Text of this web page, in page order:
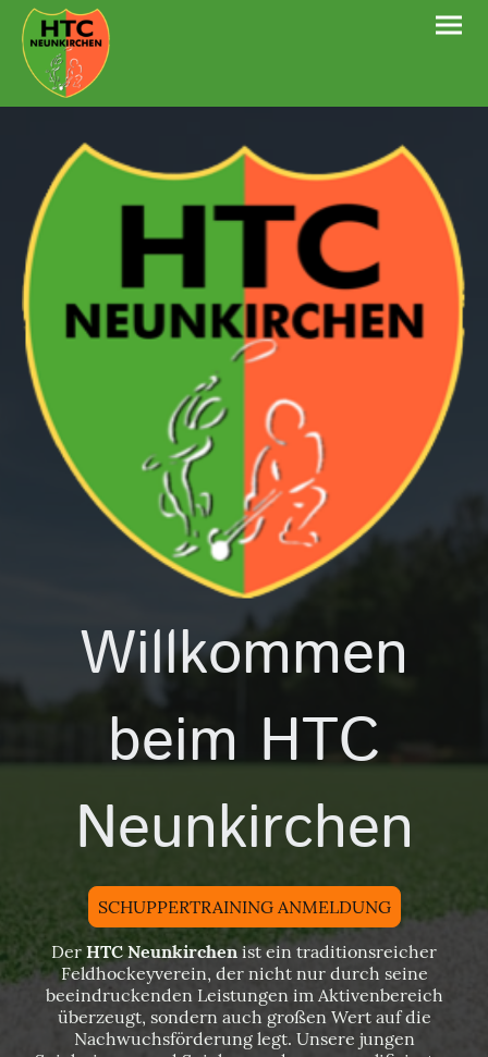
Willkommen
beim HTC
Neunkirchen
DerHTC Neunkirchen ist ein traditionsreicher
Feldhockeyverein, der nicht nur durch seine
beeindruckenden Leistungen im Aktivenbereich
überzeugt, sondern auch großen Wert auf die
Nachwuchsförderung legt. Unsere jungen
SCHUPPERTRAINING ANMELDUNG